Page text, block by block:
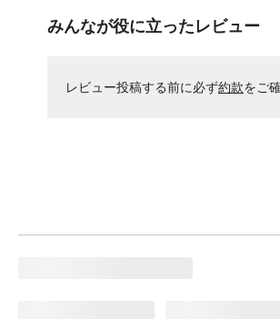
みんなが役に立ったレビュー
レビュー投稿する前に必ず約款をご